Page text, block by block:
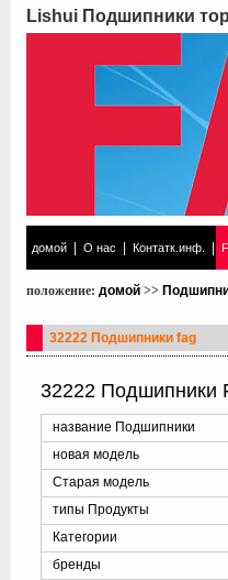
Lishui Подшипники
домой О нас Контатк.инф.
положение: домой >>
32222 Подшипники fag
32222 Подшипники
название Подшипники
новая модель
Старая модель
типы Продукты
Категории
бренды